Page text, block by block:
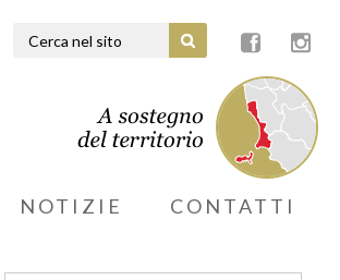
NOTIZIE CONTATTI